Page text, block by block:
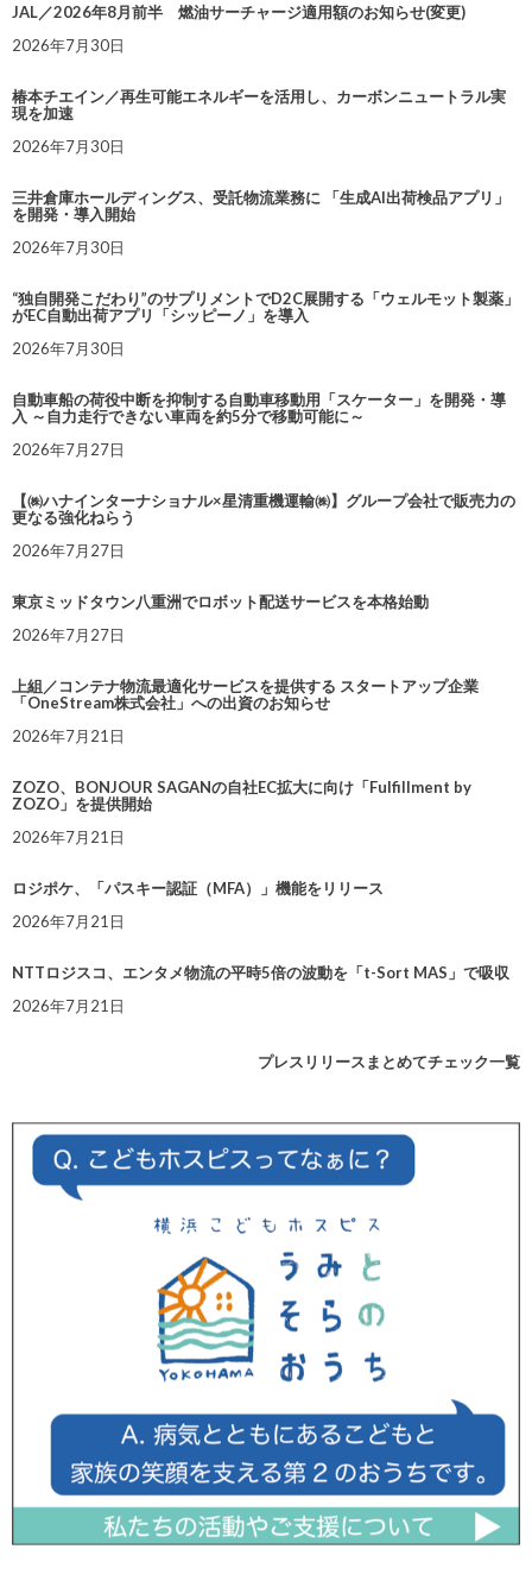
JAL／2026年8月前半 燃油サーチャージ適用額のお知らせ(変更)
2026年7月30日
椿本チエイン／再生可能エネルギーを活用し、カーボンニュートラル実
現を加速
2026年7月30日
三井倉庫ホールディングス、受託物流業務に 「生成AI出荷検品アプリ」
を開発・導入開始
2026年7月30日
“独自開発こだわり”のサプリメントでD2C展開する「ウェルモット製薬」
がEC自動出荷アプリ「シッピーノ」を導入
2026年7月30日
自動車船の荷役中断を抑制する自動車移動用「スケーター」を開発・導
入 ～自力走行できない車両を約5分で移動可能に～
2026年7月27日
【㈱ハナインターナショナル×星清重機運輸㈱】グループ会社で販売力の
更なる強化ねらう
2026年7月27日
東京ミッドタウン八重洲でロボット配送サービスを本格始動
2026年7月27日
上組／コンテナ物流最適化サービスを提供する スタートアップ企業
「OneStream株式会社」への出資のお知らせ
2026年7月21日
ZOZO、BONJOUR SAGANの自社EC拡大に向け「Fulfillment by
ZOZO」を提供開始
2026年7月21日
ロジポケ、「パスキー認証（MFA）」機能をリリース
2026年7月21日
NTTロジスコ、エンタメ物流の平時5倍の波動を「t-Sort MAS」で吸収
2026年7月21日
プレスリリースまとめてチェック一覧